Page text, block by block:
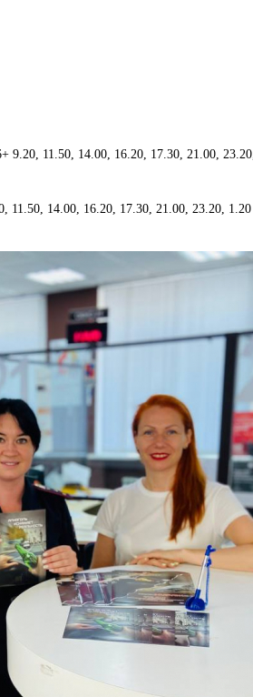
9.20, 11.50, 14.00, 16.20, 17.30, 21.00,
11.50, 14.00, 16.20, 17.30, 21.00, 23.20,